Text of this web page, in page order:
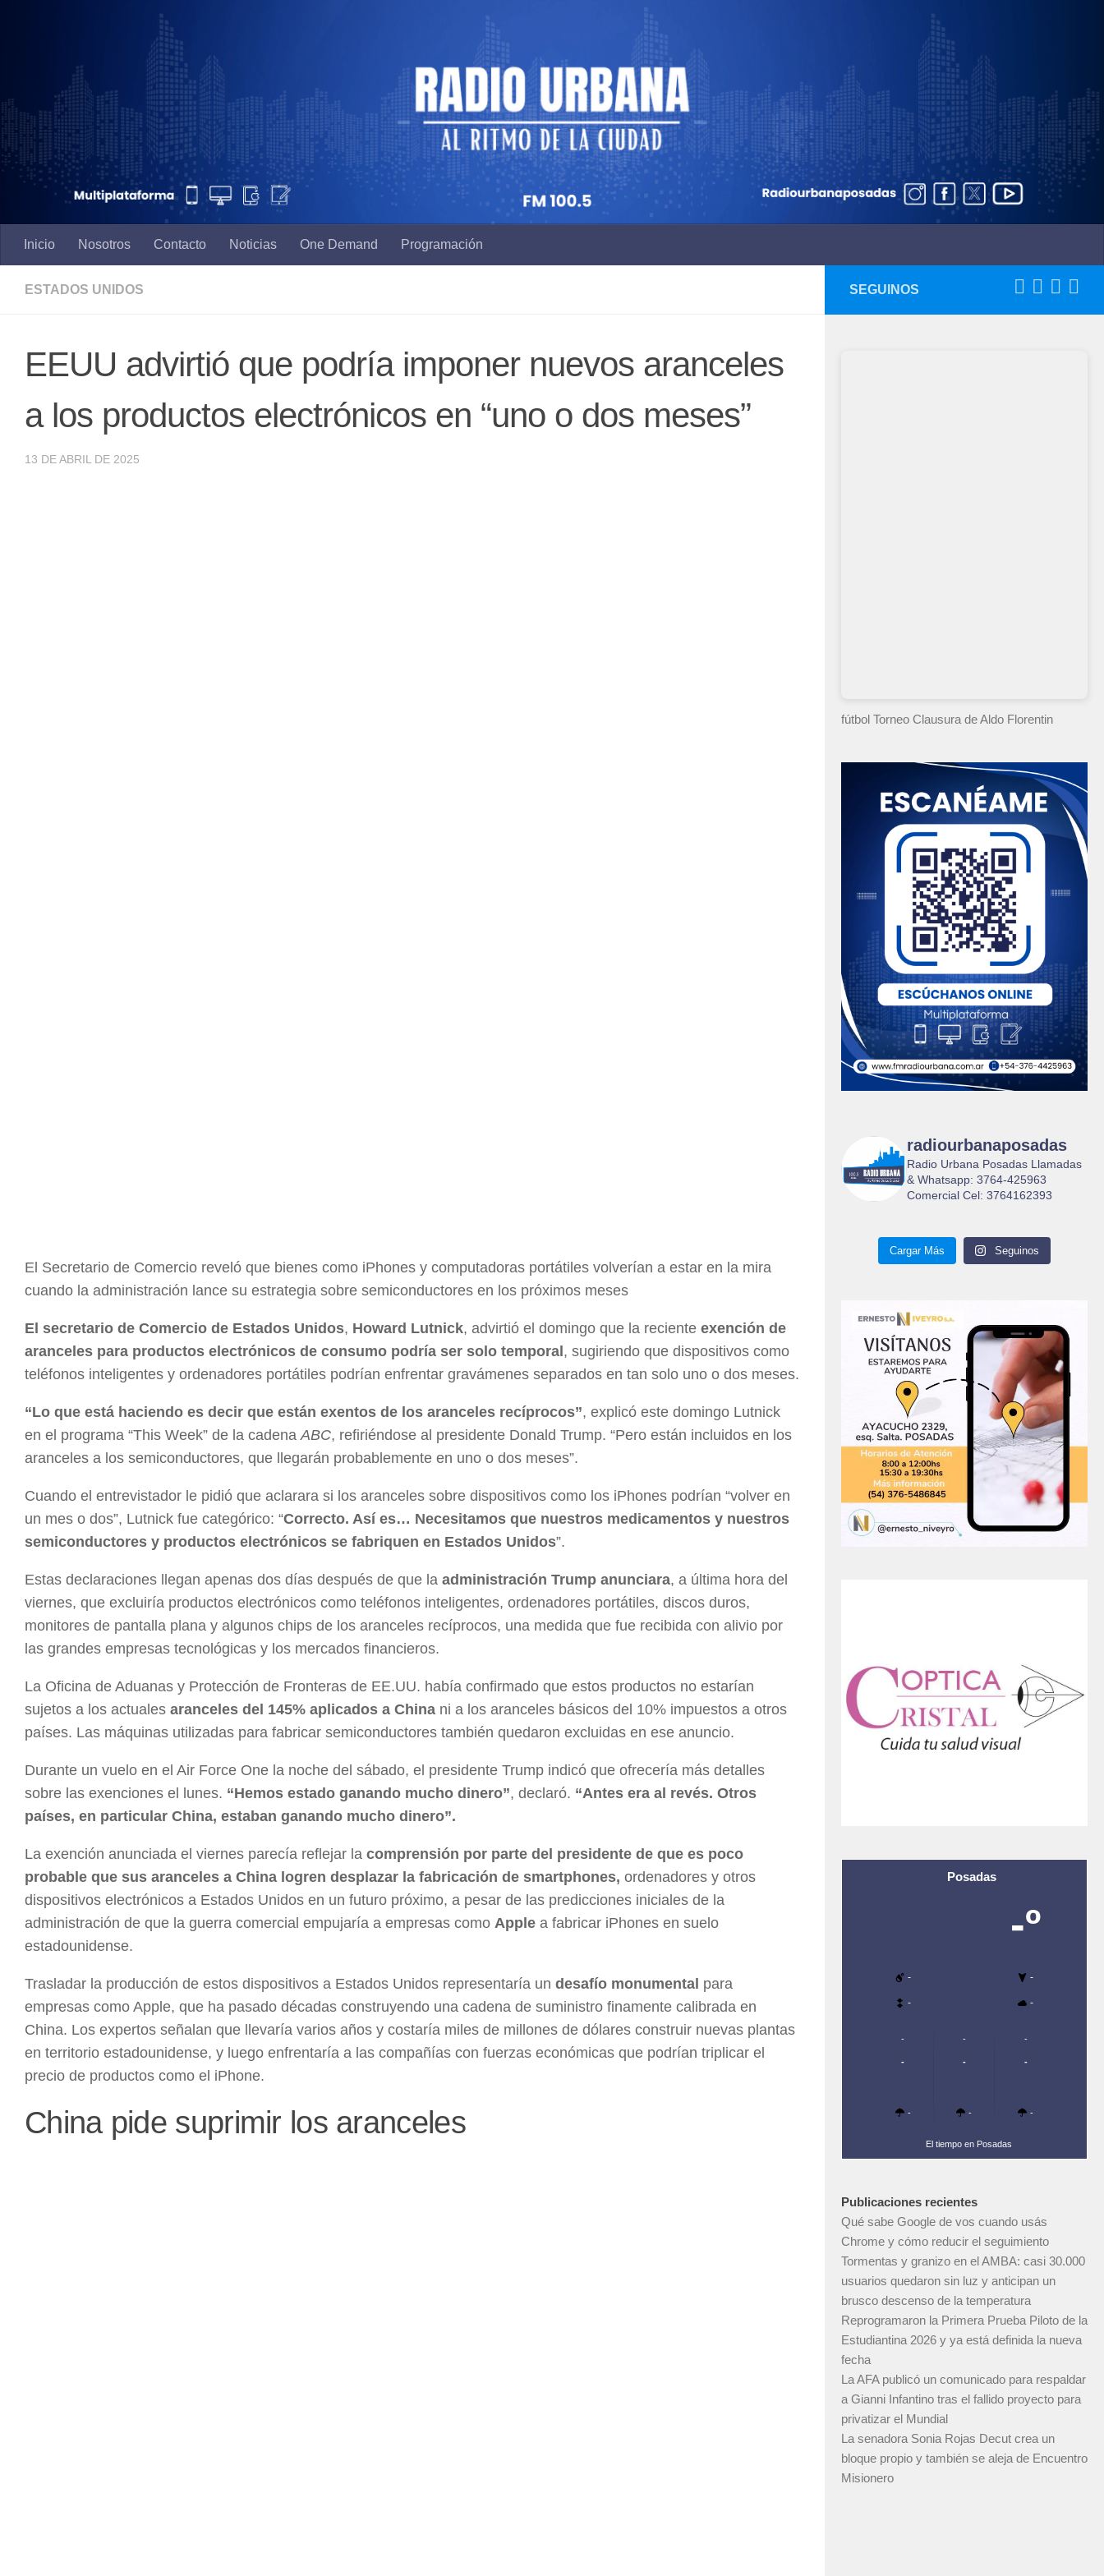
Inicio Nosotros Contacto Noticias One Demand Programación
ESTADOS UNIDOS
EEUU advirtió que podría imponer nuevos aranceles
a los productos electrónicos en “uno o dos meses”
13 DE ABRIL DE 2025
El Secretario de Comercio reveló que bienes como iPhones y computadoras portátiles volverían a estar en la mira
cuando la administración lance su estrategia sobre semiconductores en los próximos meses
El secretario de Comercio de Estados Unidos, Howard Lutnick, advirtió el domingo que la reciente exención de
aranceles para productos electrónicos de consumo podría ser solo temporal, sugiriendo que dispositivos como
teléfonos inteligentes y ordenadores portátiles podrían enfrentar gravámenes separados en tan solo uno o dos meses.
“Lo que está haciendo es decir que están exentos de los aranceles recíprocos”, explicó este domingo Lutnick
en el programa “This Week” de la cadena ABC, refiriéndose al presidente Donald Trump. “Pero están incluidos en los
aranceles a los semiconductores, que llegarán probablemente en uno o dos meses”.
Cuando el entrevistador le pidió que aclarara si los aranceles sobre dispositivos como los iPhones podrían “volver en
un mes o dos”, Lutnick fue categórico: “Correcto. Así es… Necesitamos que nuestros medicamentos y nuestros
semiconductores y productos electrónicos se fabriquen en Estados Unidos”.
Estas declaraciones llegan apenas dos días después de que la administración Trump anunciara, a última hora del
viernes, que excluiría productos electrónicos como teléfonos inteligentes, ordenadores portátiles, discos duros,
monitores de pantalla plana y algunos chips de los aranceles recíprocos, una medida que fue recibida con alivio por
las grandes empresas tecnológicas y los mercados financieros.
La Oficina de Aduanas y Protección de Fronteras de EE.UU. había confirmado que estos productos no estarían
sujetos a los actuales aranceles del 145% aplicados a China ni a los aranceles básicos del 10% impuestos a otros
países. Las máquinas utilizadas para fabricar semiconductores también quedaron excluidas en ese anuncio.
Durante un vuelo en el Air Force One la noche del sábado, el presidente Trump indicó que ofrecería más detalles
sobre las exenciones el lunes. “Hemos estado ganando mucho dinero”, declaró. “Antes era al revés. Otros
países, en particular China, estaban ganando mucho dinero”.
La exención anunciada el viernes parecía reflejar la comprensión por parte del presidente de que es poco
probable que sus aranceles a China logren desplazar la fabricación de smartphones, ordenadores y otros
dispositivos electrónicos a Estados Unidos en un futuro próximo, a pesar de las predicciones iniciales de la
administración de que la guerra comercial empujaría a empresas como Apple a fabricar iPhones en suelo
estadounidense.
Trasladar la producción de estos dispositivos a Estados Unidos representaría un desafío monumental para
empresas como Apple, que ha pasado décadas construyendo una cadena de suministro finamente calibrada en
China. Los expertos señalan que llevaría varios años y costaría miles de millones de dólares construir nuevas plantas
en territorio estadounidense, y luego enfrentaría a las compañías con fuerzas económicas que podrían triplicar el
precio de productos como el iPhone.
China pide suprimir los aranceles
SEGUINOS
fútbol Torneo Clausurade Aldo Florentin
radiourbanaposadas
Radio Urbana Posadas Llamadas
& Whatsapp: 3764-425963
Comercial Cel: 3764162393
Cargar Más Seguinos
Posadas
-º
- -
- -
-
-
-
-
-
-
-
-
-
El tiempo en Posadas
Publicaciones recientes
Qué sabe Google de vos cuando usás
Chrome y cómo reducir el seguimiento
Tormentas y granizo en el AMBA: casi 30.000
usuarios quedaron sin luz y anticipan un
brusco descenso de la temperatura
Reprogramaron la Primera Prueba Piloto de la
Estudiantina 2026 y ya está definida la nueva
fecha
La AFA publicó un comunicado para respaldar
a Gianni Infantino tras el fallido proyecto para
privatizar el Mundial
La senadora Sonia Rojas Decut crea un
bloque propio y también se aleja de Encuentro
Misionero